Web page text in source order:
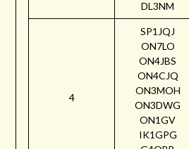
DL3NM
4
SP1JQJ
ON7LO
ON4JBS
ON4CJQ
ON3MOH
ON3DWG
ON1GV
IK1GPG